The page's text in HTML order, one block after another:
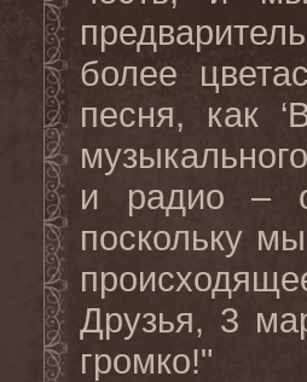
более
песня, как ‘
и радио –
поскольку
Друзья, 3
громко!"